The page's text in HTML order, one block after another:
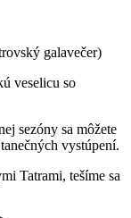
galavečer)
veselicu so
sezóny sa môžete
vystúpení.
Tatrami, tešíme sa